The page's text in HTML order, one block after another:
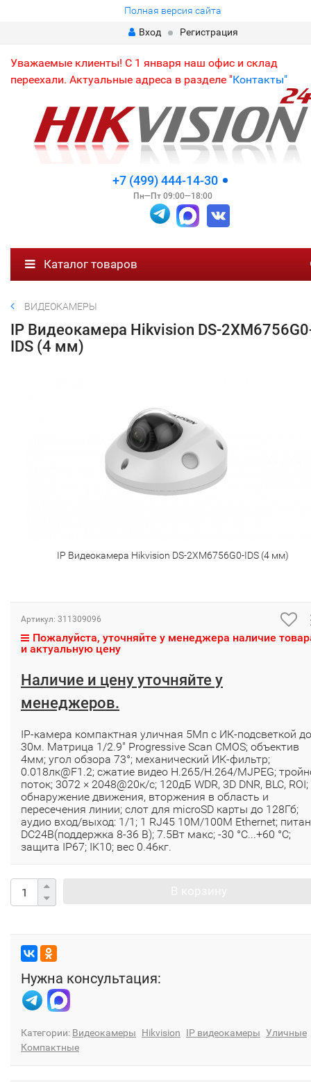
Полная версия сайта
Вход
Регистрация
Уважаемые клиенты! С 1 января наш офис и склад
переехали. Актуальные адреса в разделе "Контакты"
+7 (499) 444-14-30
Пн—Пт 09:00—18:00
Каталог товаров
ВИДЕОКАМЕРЫ
IP Видеокамера Hikvision DS-
IDS (4 мм)
IP Видеокамера Hikvision DS-2XM6756G0-IDS (4 мм)
Артикул: 311309096
Пожалуйста, уточняйте у менеджера наличие
и актуальную цену
Наличие и цену уточняйте у
менеджеров.
IP-камера компактная уличная 5Мп с ИК-подсветкой до
30м. Матрица 1/2.9" Progressive Scan CMOS; объектив
4мм; угол обзора 73°; механический ИК-фильтр;
0.018лк@F1.2; сжатие видео H.265/H.264/MJPEG;
поток; 3072 × 2048@20к/с; 120дБ WDR, 3D DNR, BLC, ROI;
обнаружение движения, вторжения в область и
пересечения линии; слот для microSD карты до 128Гб;
аудио вход/выход: 1/1; 1 RJ45 10M/100M Ethernet;
DC24B(поддержка 8-36 В); 7.5Вт макс; -30 °C...+60 °C;
защита IP67; IK10; вес 0.46кг.
Нужна консультация:
Категории: Видеокамеры Hikvision IP видеокамеры Уличные
Компактные